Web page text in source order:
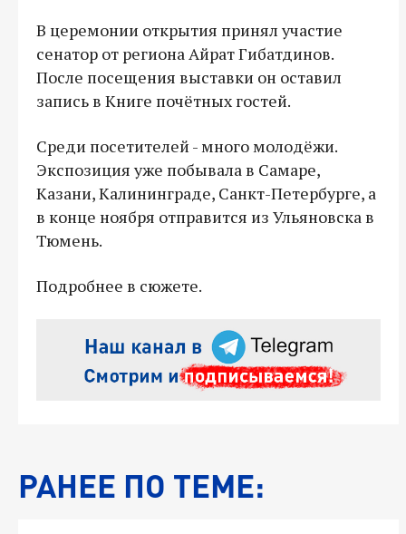
В церемонии открытия принял участие
сенатор от региона Айрат Гибатдинов.
После посещения выставки он оставил
запись в Книге почётных гостей.
Среди посетителей - много молодёжи.
Экспозиция уже побывала в Самаре,
Казани, Калининграде, Санкт-Петербурге, а
в конце ноября отправится из Ульяновска в
Тюмень.
Подробнее в сюжете.
РАНЕЕ ПО ТЕМЕ: